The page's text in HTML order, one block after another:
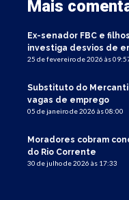
Mais
Ex-senador FBC e
investiga desvios de
25 de fevereiro de 2026 às
Substituto do
vagas de emprego
05 de janeiro de 2026 às 08:00
Moradores cobram
do Rio Corrente
30 de julho de 2026 às 17:33